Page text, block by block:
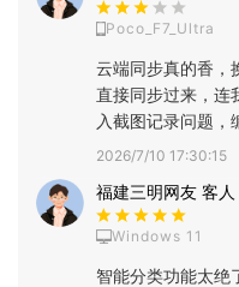
Poco_F7_Ultra
云端同步真的香，
直接同步过来，连
入截图记录问题，
2026/7/10 17:30:15
福建三明网友 客人
Windows 11
智能分类功能太绝